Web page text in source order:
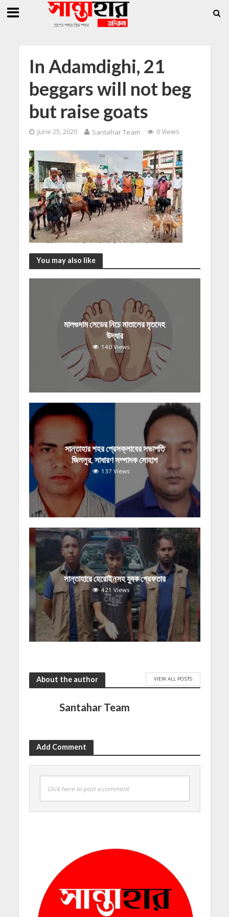
জিললুর, সাধারণ সম্পাদক সোহাগ » সান্তাহারে হেরোইনসহ যুবক গ্রেফতার
In Adamdighi, 21
beggars will not beg
but raise goats
June 25, 2020 Santahar Team 0 Views
You may also like
মালগুদাম সেডের নিচে মাতালের মৃতদেহ
উদ্ধার
140 Views
সান্তাহার শহর প্রেসক্লাবের সভাপতি
জিললুর, সাধারণ সম্পাদক সোহাগ
137 Views
সান্তাহারে হেরোইনসহ যুবক গ্রেফতার
421 Views
About the author VIEW ALL POSTS
Santahar Team
Add Comment
Click here to post a comment